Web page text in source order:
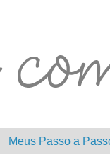
Meus Passo a